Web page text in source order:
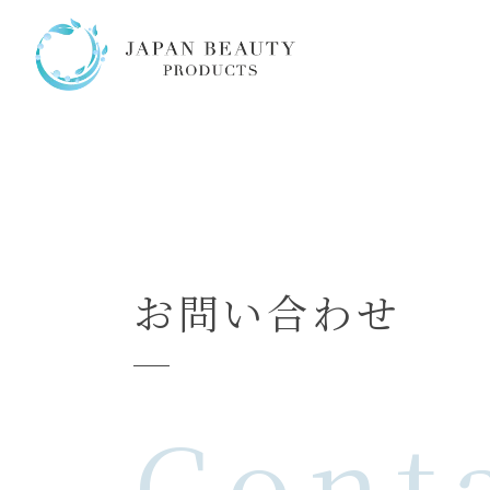
お問い合わせ